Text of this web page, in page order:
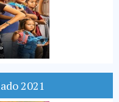
2021